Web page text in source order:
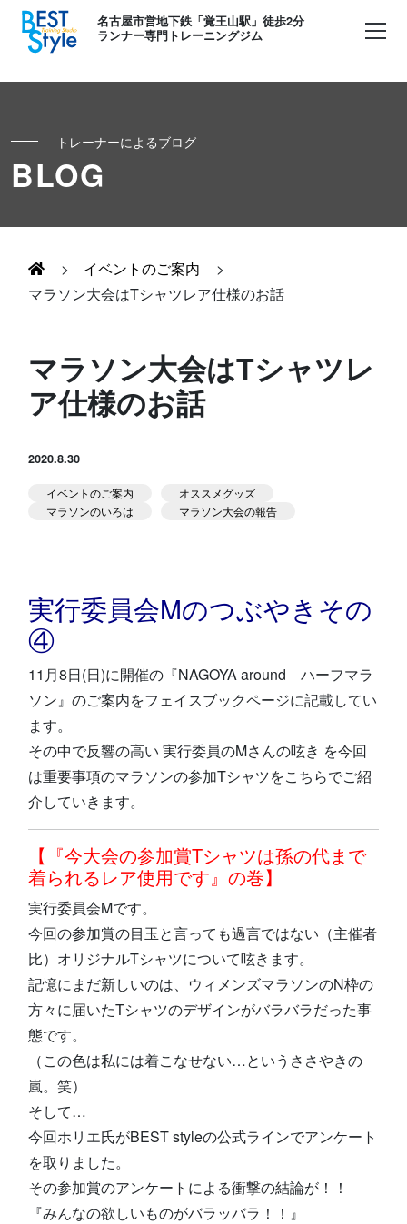
名古屋市営地下鉄「覚王山駅」徒歩2分
ランナー専門トレーニングジム
初めての方へ
お客様の声
足育
Runner's パーソナル
Runner's ピラティス
キッズ・かけっこ
お知らせ
NEWS
アクセス 問い合せ よくある質問
体験予約する TELする
トレーナーによるブログ
BLOG
> イベントのご案内
>
マラソン大会はTシャツレア仕様のお話
マラソン大会はTシャツレ
ア仕様のお話
2020.8.30
イベントのご案内
オススメグッズ
マラソンのいろは
マラソン大会の報告
実行委員会Mのつぶやきその
④
11月8日(日)に開催の『NAGOYA around ハーフマラ
ソン』のご案内をフェイスブックページに記載してい
ます。
その中で反響の高い 実行委員のMさんの呟き を今回
は重要事項のマラソンの参加Tシャツをこちらでご紹
介していきます。
【『今大会の参加賞Tシャツは孫の代まで
着られるレア使用です』の巻】
実行委員会Mです。
今回の参加賞の目玉と言っても過言ではない（主催者
比）オリジナルTシャツについて呟きます。
記憶にまだ新しいのは、ウィメンズマラソンのN枠の
方々に届いたTシャツのデザインがバラバラだった事
態です。
（この色は私には着こなせない…というささやきの
嵐。笑）
そして…
今回ホリエ氏がBEST styleの公式ラインでアンケート
を取りました。
その参加賞のアンケートによる衝撃の結論が！！
『みんなの欲しいものがバラッバラ！！』